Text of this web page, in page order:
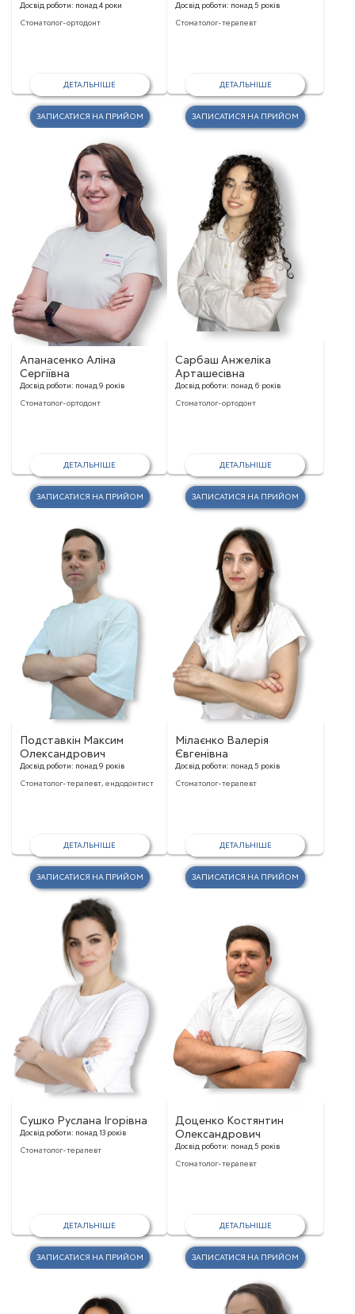
Досвід роботи: понад 4 роки
Стоматолог-ортодонт
ДЕТАЛЬНІШЕ
ЗАПИСАТИСЯ НА ПРИЙОМ
Досвід роботи: понад 5 років
Стоматолог-терапевт
ДЕТАЛЬНІШЕ
ЗАПИСАТИСЯ НА ПРИЙОМ
Апанасенко Аліна
Сергіївна
Досвід роботи: понад 9 років
Стоматолог-ортодонт
ДЕТАЛЬНІШЕ
ЗАПИСАТИСЯ НА ПРИЙОМ
Сарбаш Анжеліка
Арташесівна
Досвід роботи: понад 6 років
Стоматолог-ортодонт
ДЕТАЛЬНІШЕ
ЗАПИСАТИСЯ НА ПРИЙОМ
Подставкін Максим
Олександрович
Досвід роботи: понад 9 років
Стоматолог-терапевт, ендодонтист
ДЕТАЛЬНІШЕ
ЗАПИСАТИСЯ НА ПРИЙОМ
Мілаєнко Валерія
Євгенівна
Досвід роботи: понад 5 років
Стоматолог-терапевт
ДЕТАЛЬНІШЕ
ЗАПИСАТИСЯ НА ПРИЙОМ
Сушко Руслана Ігорівна
Досвід роботи: понад 13 років
Стоматолог-терапевт
ДЕТАЛЬНІШЕ
ЗАПИСАТИСЯ НА ПРИЙОМ
Доценко Костянтин
Олександрович
Досвід роботи: понад 5 років
Стоматолог-терапевт
ДЕТАЛЬНІШЕ
ЗАПИСАТИСЯ НА ПРИЙОМ